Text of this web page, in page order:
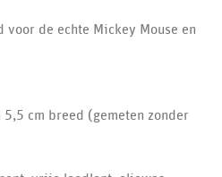
de echte Mickey Mouse en
cm breed (gemeten zonder